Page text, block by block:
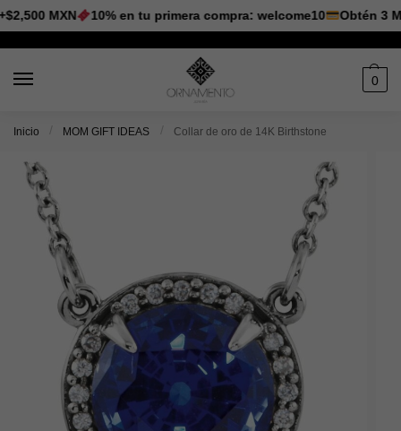
MXN 10% en tu primera compra: welcome10 Obtén 3
0
Inicio MOM GIFT IDEAS Collar de oro de 14K Birthstone